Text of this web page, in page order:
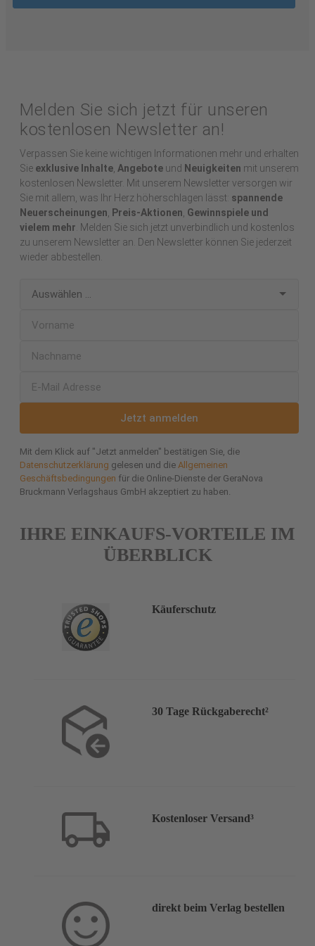
Melden Sie sich jetzt für unseren
kostenlosen Newsletter an!
Verpassen Sie keine wichtigen Informationen mehr und erhalten
Sie exklusive Inhalte Angebote und Neuigkeiten mit unserem
kostenlosen Newsletter. Mit unserem Newsletter versorgen wir
Sie mit allem, was Ihr Herz höherschlagen lässt: spannende
Neuerscheinungen
Preis-Aktionen Gewinnspiele und
vielem mehr . Melden Sie sich jetzt unverbindlich und kostenlos
zu unserem Newsletter an. Den Newsletter können Sie jederzeit
wieder abbestellen.
Jetzt anmelden
Mit dem Klick auf "Jetzt anmelden" bestätigen Sie, die
Datenschutzerklärung gelesen und die Allgemeinen
Geschäftsbedingungen für die Online-Dienste der GeraNova
Bruckmann Verlagshaus GmbH akzeptiert zu haben.
IHRE EINKAUFS-VORTEILE IM
ÜBERBLICK
Käuferschutz
30 Tage Rückgaberecht²
Kostenloser Versand³
direkt beim Verlag bestellen